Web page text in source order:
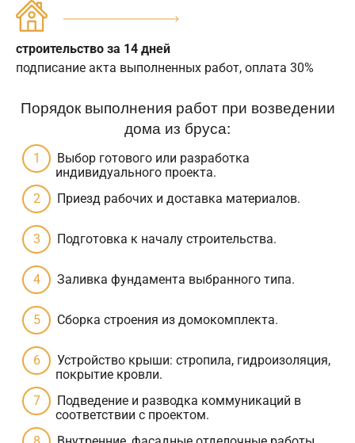
строительство за 14 дней
подписание акта выполненных работ, оплата 30%
Порядок выполнения работ при возведении
дома из бруса:
Выбор готового или разработка
индивидуального проекта.
Приезд рабочих и доставка материалов.
Подготовка к началу строительства.
Заливка фундамента выбранного типа.
Сборка строения из домокомплекта.
Устройство крыши: стропила, гидроизоляция,
покрытие кровли.
Подведение и разводка коммуникаций в
соответствии с проектом.